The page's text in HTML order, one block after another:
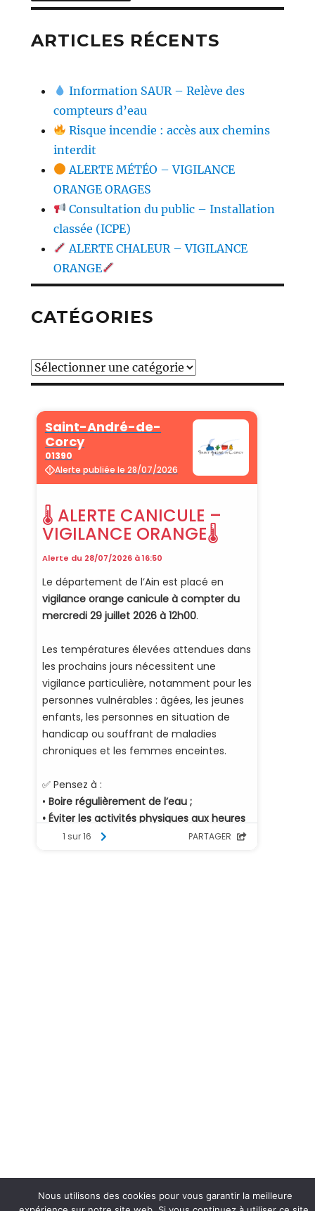
ARTICLES RÉCENTS
Information SAUR – Relève des
compteurs d’eau
Risque incendie : accès aux chemins
interdit
ALERTE MÉTÉO – VIGILANCE
ORANGE ORAGES
Consultation du public – Installation
classée (ICPE)
ALERTE CHALEUR – VIGILANCE
ORANGE
CATÉGORIES
Catégories
Nous utilisons des cookies pour vous garantir la meilleure